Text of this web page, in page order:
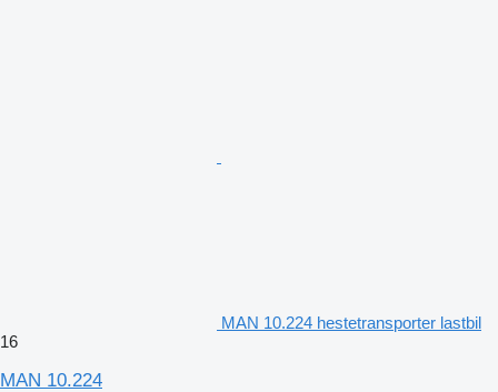
MAN 10.224 hestetransporter lastbil
16
MAN 10.224